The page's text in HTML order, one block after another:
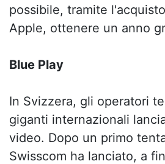
possibile, tramite
Apple, ottenere un anno
Blue Play
In Svizzera, gli operatori
giganti internazionali
video. Dopo un primo
Swisscom ha lanciato, a